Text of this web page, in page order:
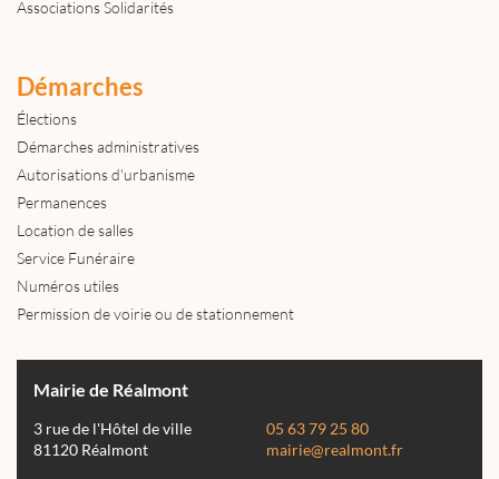
Associations Solidarités
Démarches
Élections
Démarches administratives
Autorisations d'urbanisme
Permanences
Location de salles
Service Funéraire
Numéros utiles
Permission de voirie ou de stationnement
Mairie de Réalmont
3 rue de l'Hôtel de ville
81120 Réalmont
05 63 79 25 80
mairie@realmont.fr